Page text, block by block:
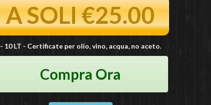
A SOLI €25.00
- 10 LT - Certificate per olio, vino, acqua, no aceto.
Compra Ora